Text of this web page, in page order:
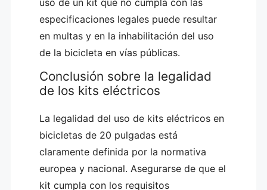
uso de un kit que no cumpla con las
especificaciones legales puede resultar
en multas y en la inhabilitación del uso
de la bicicleta en vías públicas.
Conclusión sobre la legalidad
de los kits eléctricos
La legalidad del uso de kits eléctricos en
bicicletas de 20 pulgadas está
claramente definida por la normativa
europea y nacional. Asegurarse de que el
kit cumpla con los requisitos